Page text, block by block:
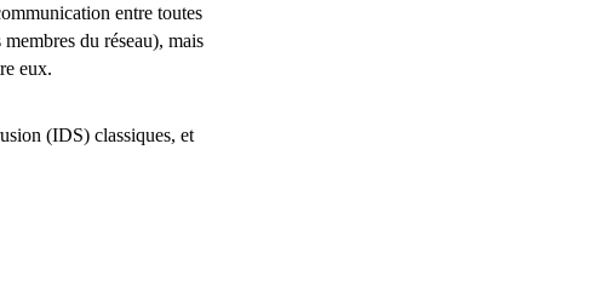
entre toutes
du réseau), mais
eux.
(IDS) classiques, et